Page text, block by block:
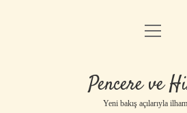
Anasayfa
Yasal Uyarı
menüyü
Pencere ve
Yeni bakış açılarıyla